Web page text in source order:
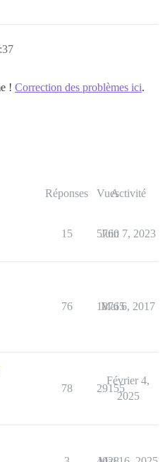
! Correction des problèmes ici.
Réponses VuesActivité
15 5760
Juin 7, 2023
76 18765
Mai 6, 2017
78 29155
Février 4,
2025